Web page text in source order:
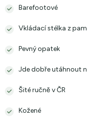
Barefootové
Vkládací stélka z
Pevný opatek
Jde dobře utáhnout
Šité ručně v ČR
Kožené